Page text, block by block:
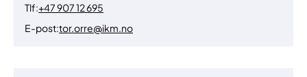
Tlf:+47 907 12 695
E-post:tor.orre@ikm.no